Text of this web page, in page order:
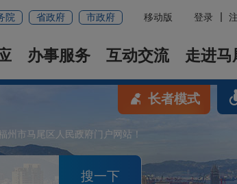
院 省政府 市政府 移动版 登录
办事服务 互动交流 走进马
州市马尾区人民政府门户网站！
搜一下
长者模式